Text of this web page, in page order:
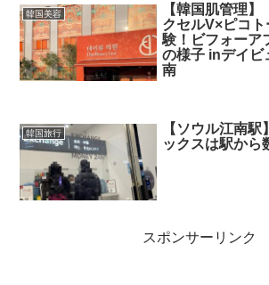
韓国美容
【韓国肌管理
クセルV×ピコ
験！ビフォーア
の様子 inデイビ
南
韓国旅行
【ソウル江南
ックスは駅から
スポンサーリンク